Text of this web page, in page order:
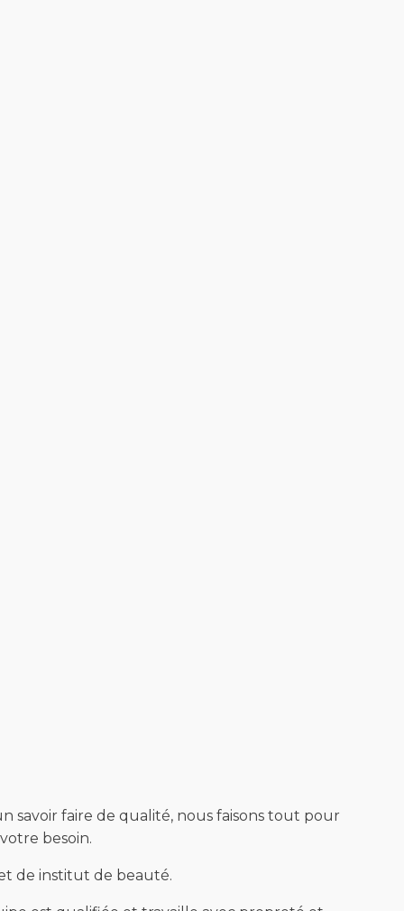
savoir faire de qualité, nous faisons tout pour
besoin.
de institut de beauté.